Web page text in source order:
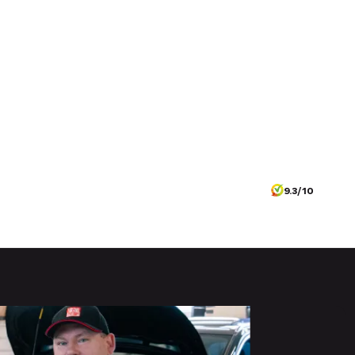
9.3/10